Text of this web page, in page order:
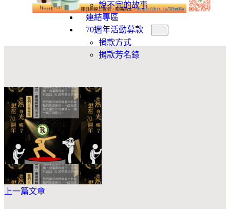
說不完的故事
連結專區
70週年活動募款
捐款方式
捐款芳名錄
上一篇文章